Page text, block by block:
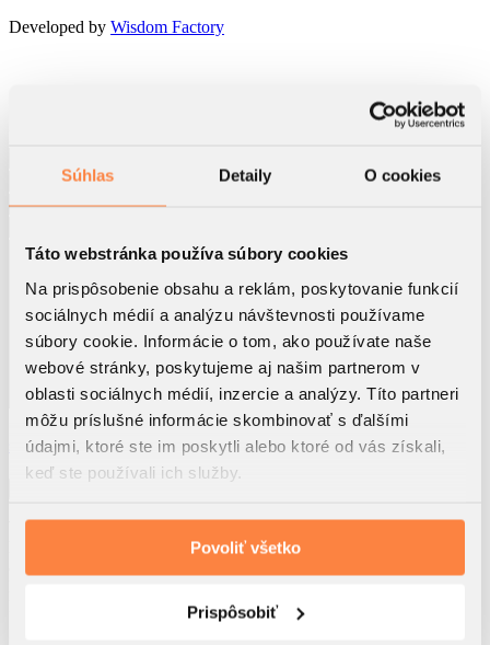
Súhlas Detaily O cookies
Táto webstránka používa súbory cookies
Na prispôsobenie obsahu a reklám, poskytovanie funkcií
sociálnych médií a analýzu návštevnosti používame
súbory cookie. Informácie o tom, ako používate naše
webové stránky, poskytujeme aj našim partnerom v
oblasti sociálnych médií, inzercie a analýzy. Títo partneri
môžu príslušné informácie skombinovať s ďalšími
údajmi, ktoré ste im poskytli alebo ktoré od vás získali,
keď ste používali ich služby.
Povoliť všetko
Prispôsobiť
Developed by Wisdom Factory
Využitím tohto formulára beriem na vedomie, že dôjde k
spracúvaniu osobných údajov
Súhlasím so zasielaním noviniek spol. VI GROUP s.r.o.
VI GROUP Rendez s.r.o.